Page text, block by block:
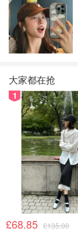
大家都在抢
1
£68.85 £135.00